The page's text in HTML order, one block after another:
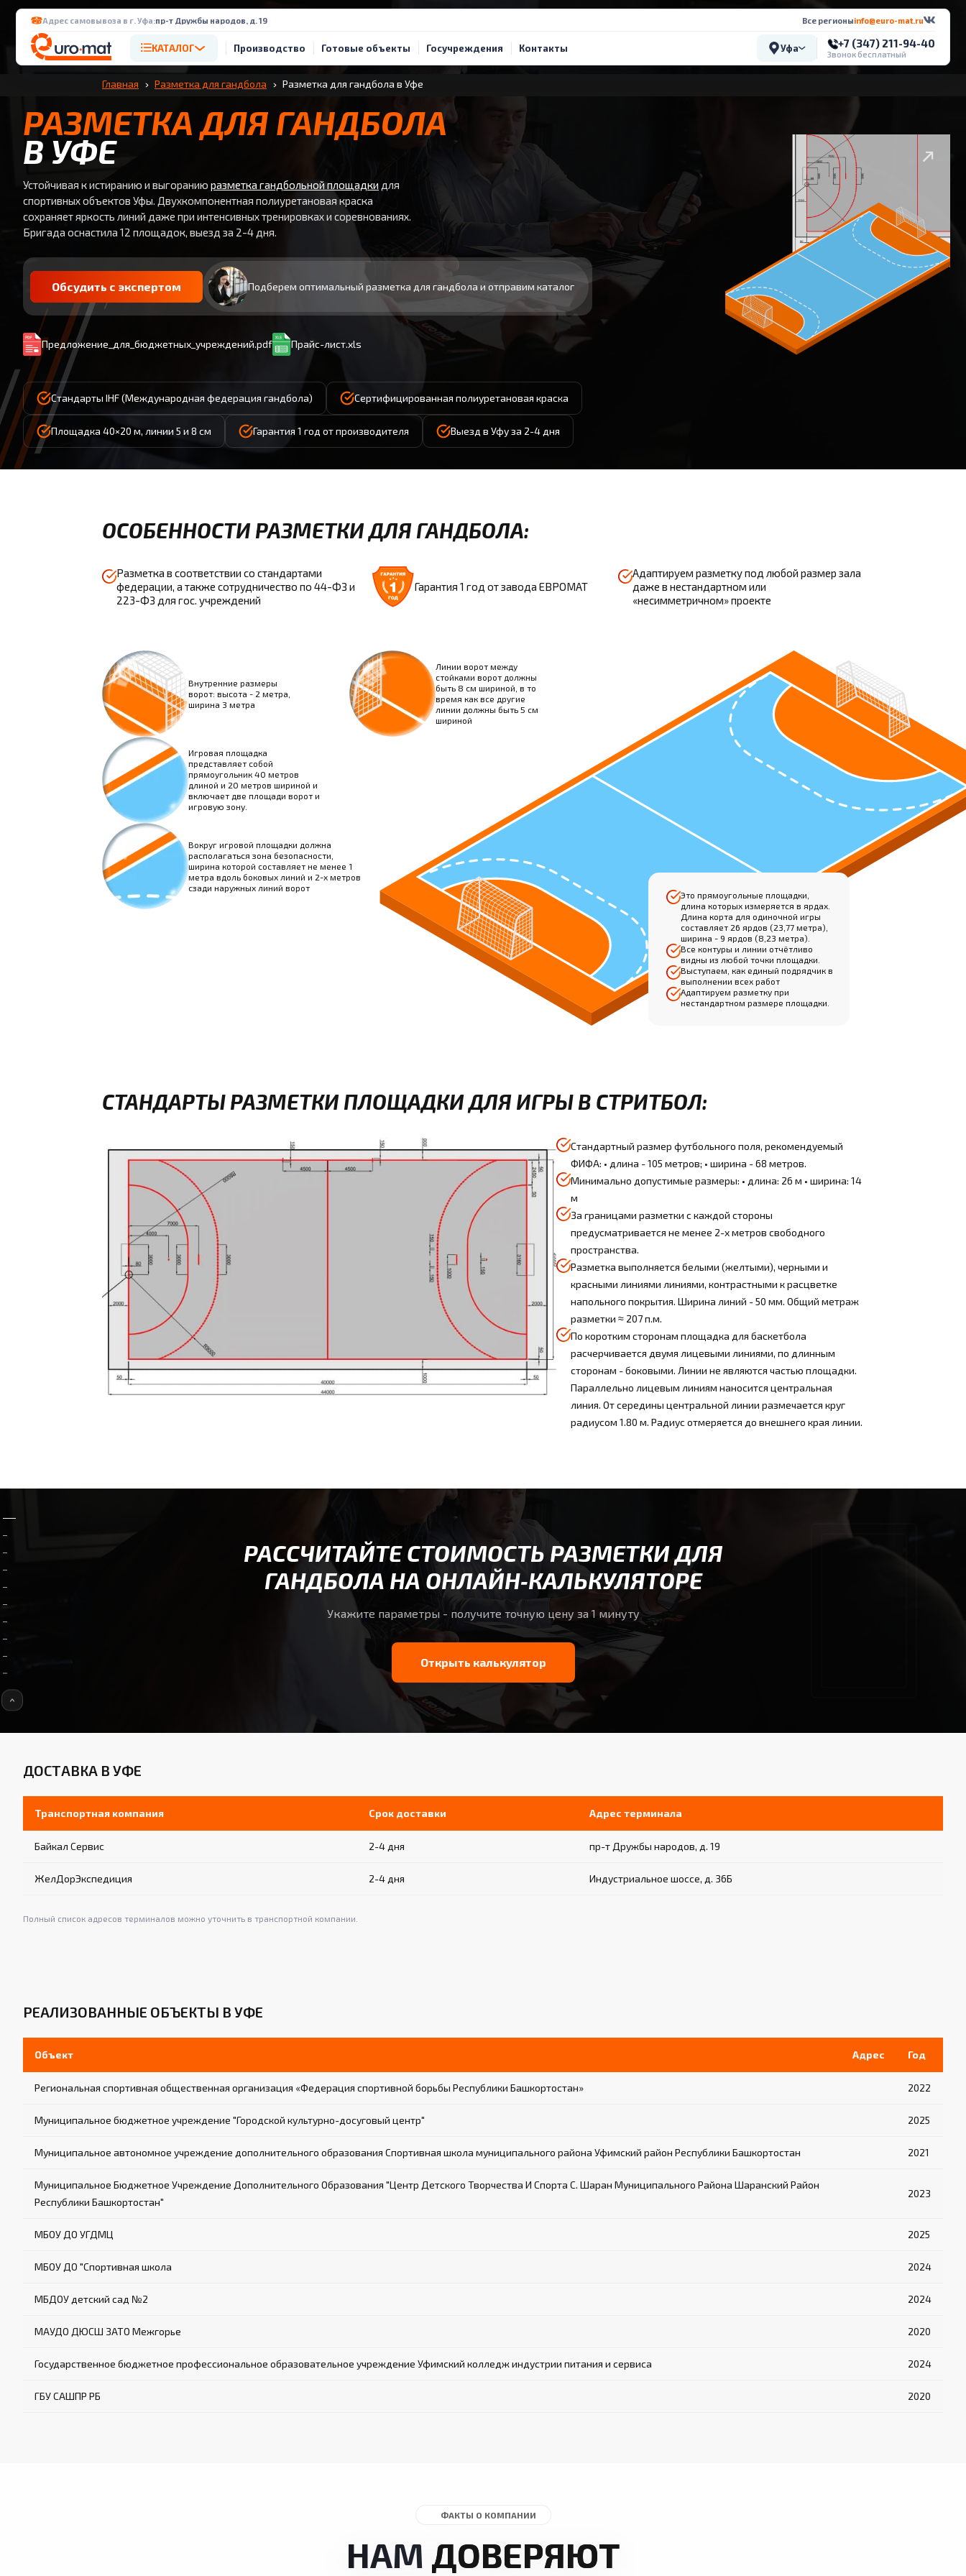
Адрес самовывоза в г. Уфа:пр-т Дружбы народов, д. 19 Все регионыinfo@euro-mat.ru
КАТАЛОГ Производство Готовые объекты Госучреждения Контакты Уфа +7 (347) 211-94-40
Звонок бесплатный
Главная Разметка для гандбола Разметка для гандбола в Уфе
РАЗМЕТКА ДЛЯ ГАНДБОЛА
В УФЕ
Устойчивая к истиранию и выгоранию разметка гандбольной площадки для
спортивных объектов Уфы. Двухкомпонентная полиуретановая краска
сохраняет яркость линий даже при интенсивных тренировках и соревнованиях.
Бригада оснастила 12 площадок, выезд за 2-4 дня.
Обсудить с экспертом Подберем оптимальный разметка для гандбола и отправим каталог
Предложение_для_бюджетных_учреждений.pdf Прайс-лист.xls
Стандарты IHF (Международная федерация гандбола) Сертифицированная полиуретановая краска
Площадка 40×20 м, линии 5 и 8 см Гарантия 1 год от производителя Выезд в Уфу за 2-4 дня
ОСОБЕННОСТИ РАЗМЕТКИ ДЛЯ ГАНДБОЛА:
Разметка в соответствии со стандартами
федерации, а также сотрудничество по 44-ФЗ и
223-ФЗ для гос. учреждений
Гарантия 1 год от завода ЕВРОМАТ
Адаптируем разметку под любой размер зала
даже в нестандартном или
«несимметричном» проекте
Внутренние размеры
ворот: высота - 2 метра,
ширина 3 метра
Линии ворот между
стойками ворот должны
быть 8 см шириной, в то
время как все другие
линии должны быть 5 см
шириной
Игровая площадка
представляет собой
прямоугольник 40 метров
длиной и 20 метров шириной и
включает две площади ворот и
игровую зону.
Вокруг игровой площадки должна
располагаться зона безопасности,
ширина которой составляет не менее 1
метра вдоль боковых линий и 2-х метров
сзади наружных линий ворот
Это прямоугольные площадки,
длина которых измеряется в ярдах.
Длина корта для одиночной игры
составляет 26 ярдов (23,77 метра),
ширина - 9 ярдов (8,23 метра).
Все контуры и линии отчётливо
видны из любой точки площадки.
Выступаем, как единый подрядчик в
выполнении всех работ
Адаптируем разметку при
нестандартном размере площадки.
СТАНДАРТЫ РАЗМЕТКИ ПЛОЩАДКИ ДЛЯ ИГРЫ В СТРИТБОЛ:
Стандартный размер футбольного поля, рекомендуемый
ФИФА: • длина - 105 метров; • ширина - 68 метров.
Минимально допустимые размеры: • длина: 26 м • ширина: 14
м
За границами разметки с каждой стороны
предусматривается не менее 2-х метров свободного
пространства.
Разметка выполняется белыми (желтыми), черными и
красными линиями линиями, контрастными к расцветке
напольного покрытия. Ширина линий - 50 мм. Общий метраж
разметки ≈ 207 п.м.
По коротким сторонам площадка для баскетбола
расчерчивается двумя лицевыми линиями, по длинным
сторонам - боковыми. Линии не являются частью площадки.
Параллельно лицевым линиям наносится центральная
линия. От середины центральной линии размечается круг
радиусом 1.80 м. Радиус отмеряется до внешнего края линии.
РАССЧИТАЙТЕ СТОИМОСТЬ РАЗМЕТКИ ДЛЯ
ГАНДБОЛА НА ОНЛАЙН‑КАЛЬКУЛЯТОРЕ
Укажите параметры - получите точную цену за 1 минуту
Открыть калькулятор
ДОСТАВКА В УФЕ
Транспортная компания Срок доставки Адрес терминала
Байкал Сервис 2-4 дня пр-т Дружбы народов, д. 19
ЖелДорЭкспедиция 2-4 дня Индустриальное шоссе, д. 36Б
Полный список адресов терминалов можно уточнить в транспортной компании.
РЕАЛИЗОВАННЫЕ ОБЪЕКТЫ В УФЕ
Объект Адрес Год
Региональная спортивная общественная организация «Федерация спортивной борьбы Республики Башкортостан» 2022
Муниципальное бюджетное учреждение "Городской культурно-досуговый центр" 2025
Муниципальное автономное учреждение дополнительного образования Спортивная школа муниципального района Уфимский район Республики Башкортостан 2021
Муниципальное Бюджетное Учреждение Дополнительного Образования "Центр Детского Творчества И Спорта С. Шаран Муниципального Района Шаранский Район
Республики Башкортостан"
2023
МБОУ ДО УГДМЦ 2025
МБОУ ДО "Спортивная школа 2024
МБДОУ детский сад №2 2024
МАУДО ДЮСШ ЗАТО Межгорье 2020
Государственное бюджетное профессиональное образовательное учреждение Уфимский колледж индустрии питания и сервиса 2024
ГБУ САШПР РБ 2020
ФАКТЫ О КОМПАНИИ
НАМ ДОВЕРЯЮТ